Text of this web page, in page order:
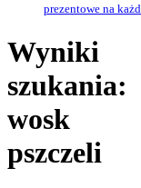
prezentowe na
Wyniki
szukania:
wosk
pszczeli